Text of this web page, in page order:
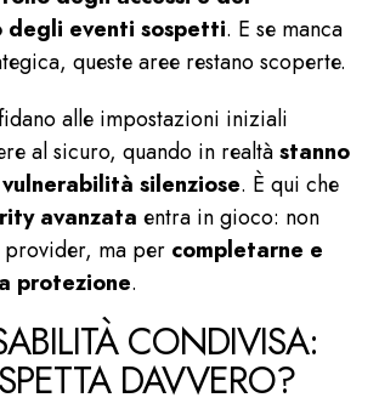
degli eventi sospetti. E se manca
queste aree restano scoperte.
alle impostazioni iniziali
al sicuro, quando in realtà stanno
silenziose. È qui che
avanzata entra in gioco: non
ma per completarne e
protezione.
CONDIVISA:
DAVVERO?